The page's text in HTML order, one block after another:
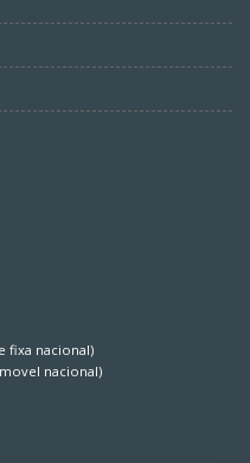
fixa nacional)
nacional)